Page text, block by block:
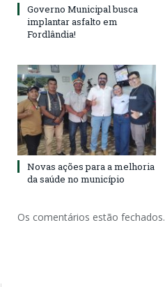
Governo Municipal busca
implantar asfalto em
Fordlândia!
Novas ações para a melhoria
da saúde no município
Os comentários estão fechados.